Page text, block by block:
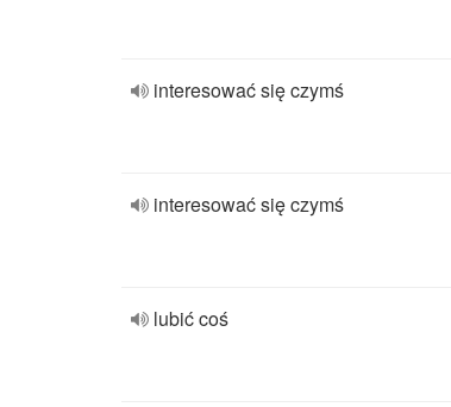
interesować się czymś
interesować się czymś
lubić coś